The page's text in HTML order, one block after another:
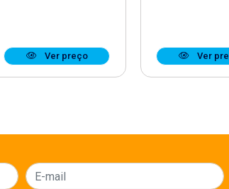
Ver preço Ver